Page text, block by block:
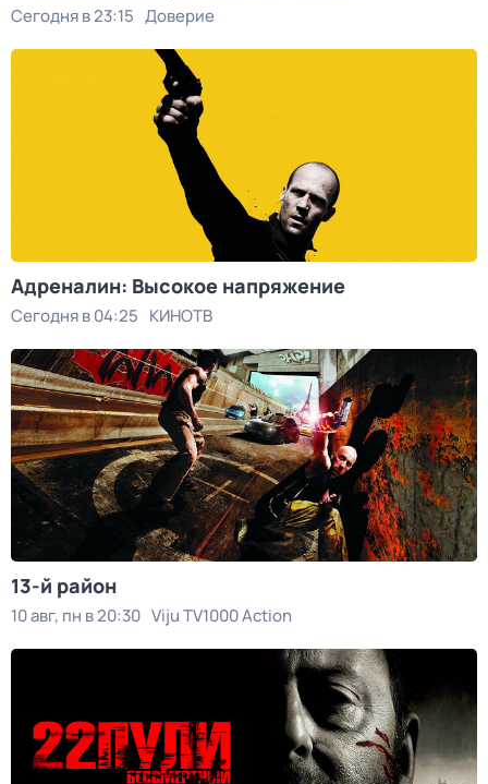
Сегодня в 23:15 Доверие
Адреналин: Высокое напряжение
Сегодня в 04:25 КИНОТВ
13-й район
10 авг, пн в 20:30 Viju TV1000 Action